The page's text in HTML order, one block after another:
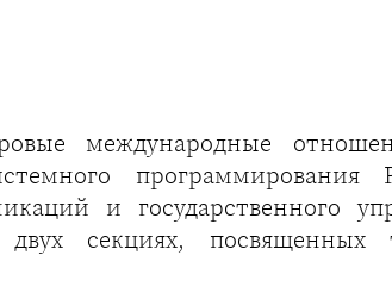
международные
и государственного
секциях, посвященных